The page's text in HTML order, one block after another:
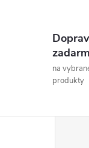
na
produkty